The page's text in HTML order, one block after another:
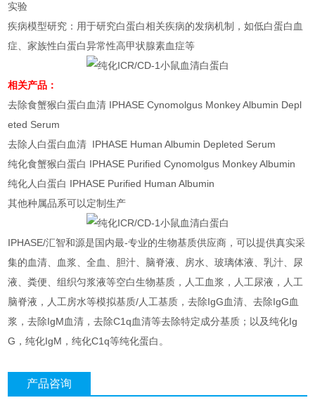
实验
疾病模型研究：用于研究白蛋白相关疾病的发病机制，如低白蛋白血
症、家族性白蛋白异常性高甲状腺素血症等
相关产品：
去除食蟹猴白蛋白血清 IPHASE Cynomolgus Monkey Albumin Depl
eted Serum
去除人白蛋白血清 IPHASE Human Albumin Depleted Serum
纯化食蟹猴白蛋白 IPHASE Purified Cynomolgus Monkey Albumin
纯化人白蛋白 IPHASE Purified Human Albumin
其他种属品系可以定制生产
IPHASE/汇智和源是国内最-专业的生物基质供应商，可以提供真实采
集的血清、血浆、全血、胆汁、脑脊液、房水、玻璃体液、乳汁、尿
液、粪便、组织匀浆液等空白生物基质，人工血浆，人工尿液，人工
脑脊液，人工房水等模拟基质/人工基质，去除IgG血清、去除IgG血
浆，去除IgM血清，去除C1q血清等去除特定成分基质；以及纯化Ig
G，纯化IgM，纯化C1q等纯化蛋白。
产品咨询